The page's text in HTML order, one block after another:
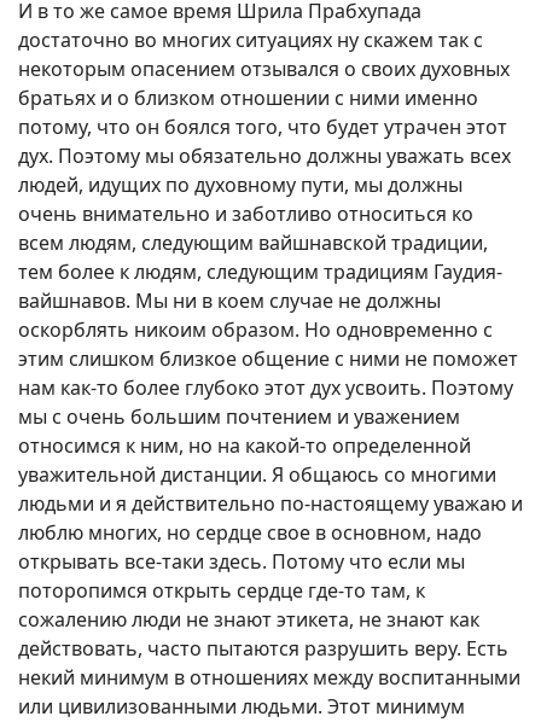
И в то же самое время Шрила Прабхупада
достаточно во многих ситуациях ну скажем так с
некоторым опасением отзывался о своих духовных
братьях и о близком отношении с ними именно
потому, что он боялся того, что будет утрачен этот
дух. Поэтому мы обязательно должны уважать всех
людей, идущих по духовному пути, мы должны
очень внимательно и заботливо относиться ко
всем людям, следующим вайшнавской традиции,
тем более к людям, следующим традициям Гаудия-
вайшнавов. Мы ни в коем случае не должны
оскорблять никоим образом. Но одновременно с
этим слишком близкое общение с ними не поможет
нам как-то более глубоко этот дух усвоить. Поэтому
мы с очень большим почтением и уважением
относимся к ним, но на какой-то определенной
уважительной дистанции. Я общаюсь со многими
людьми и я действительно по-настоящему уважаю и
люблю многих, но сердце свое в основном, надо
открывать все-таки здесь. Потому что если мы
поторопимся открыть сердце где-то там, к
сожалению люди не знают этикета, не знают как
действовать, часто пытаются разрушить веру. Есть
некий минимум в отношениях между воспитанными
или цивилизованными людьми. Этот минимум